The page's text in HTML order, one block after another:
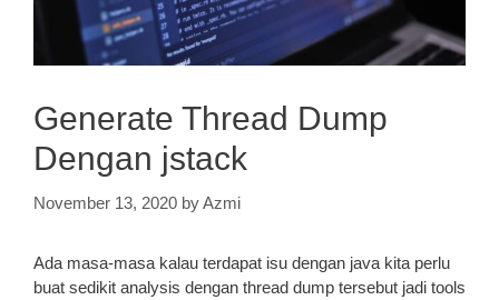
Generate Thread Dump
Dengan jstack
November 13, 2020 byAzmi
Ada masa-masa kalau terdapat isu dengan java kita perlu
buat sedikit analysis dengan thread dump tersebut jadi tools